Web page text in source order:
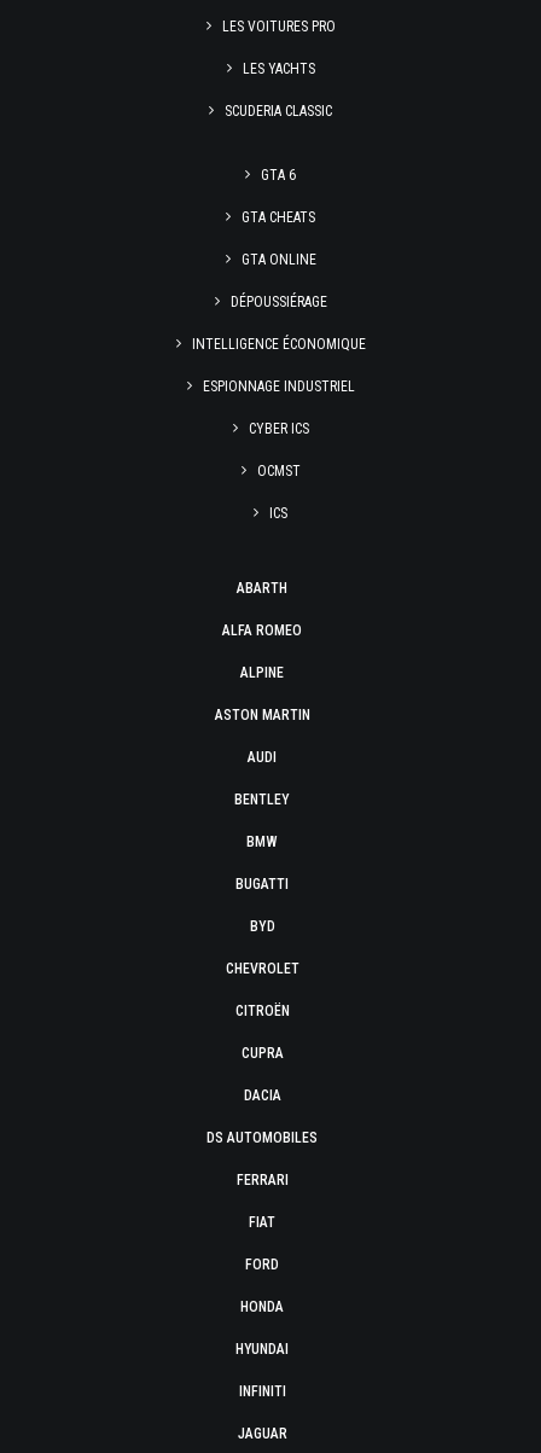
LES VOITURES PRO
LES YACHTS
SCUDERIA CLASSIC
GTA 6
GTA CHEATS
GTA ONLINE
DÉPOUSSIÉRAGE
INTELLIGENCE ÉCONOMIQUE
ESPIONNAGE INDUSTRIEL
CYBER ICS
OCMST
ICS
ABARTH
ALFA ROMEO
ALPINE
ASTON MARTIN
AUDI
BENTLEY
BMW
BUGATTI
BYD
CHEVROLET
CITROËN
CUPRA
DACIA
DS AUTOMOBILES
FERRARI
FIAT
FORD
HONDA
HYUNDAI
INFINITI
JAGUAR